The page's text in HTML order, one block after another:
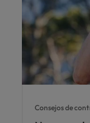
Consejos de